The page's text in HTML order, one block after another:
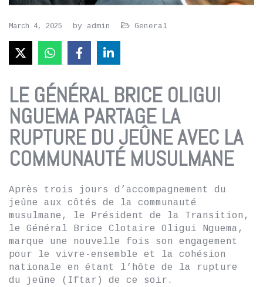
March 4, 2025 by admin General
LE GÉNÉRAL BRICE OLIGUI
NGUEMA PARTAGE LA
RUPTURE DU JEÛNE AVEC LA
COMMUNAUTÉ MUSULMANE
Après trois jours d’accompagnement du
jeûne aux côtés de la communauté
musulmane, le Président de la Transition,
le Général Brice Clotaire Oligui Nguema,
marque une nouvelle fois son engagement
pour le vivre-ensemble et la cohésion
nationale en étant l’hôte de la rupture
du jeûne (Iftar) de ce soir.